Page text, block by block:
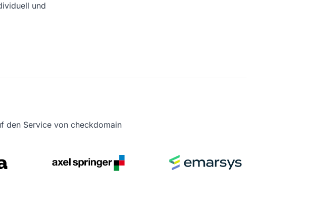
und
den Service von checkdomain